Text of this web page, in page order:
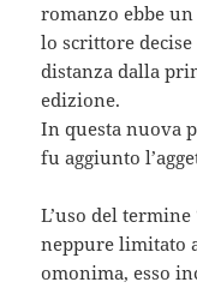
romanzo ebbe
lo scrittore
distanza dalla
edizione.
In questa nuova
fu aggiunto
L’uso del
neppure limitato
omonima, esso